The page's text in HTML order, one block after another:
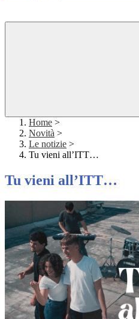
Home >
Novità >
Le notizie >
Tu vieni all’ITT…
Tu vieni all’ITT…